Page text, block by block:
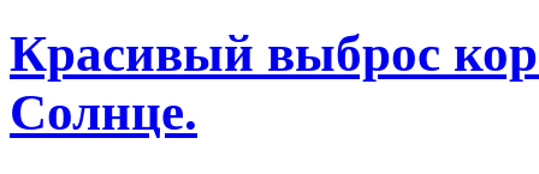
Красивый выброс
Солнце.